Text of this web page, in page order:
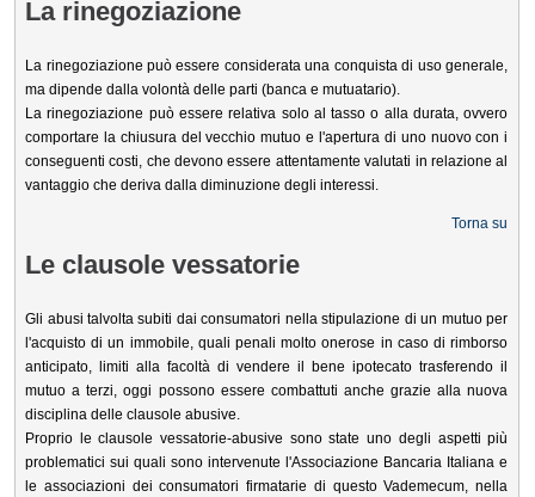
La rinegoziazione
La rinegoziazione può essere considerata una conquista di uso generale,
ma dipende dalla volontà delle parti (banca e mutuatario).
La rinegoziazione può essere relativa solo al tasso o alla durata, ovvero
comportare la chiusura del vecchio mutuo e l'apertura di uno nuovo con i
conseguenti costi, che devono essere attentamente valutati in relazione al
vantaggio che deriva dalla diminuzione degli interessi.
Torna su
Le clausole vessatorie
Gli abusi talvolta subiti dai consumatori nella stipulazione di un mutuo per
l'acquisto di un immobile, quali penali molto onerose in caso di rimborso
anticipato, limiti alla facoltà di vendere il bene ipotecato trasferendo il
mutuo a terzi, oggi possono essere combattuti anche grazie alla nuova
disciplina delle clausole abusive.
Proprio le clausole vessatorie-abusive sono state uno degli aspetti più
problematici sui quali sono intervenute l'Associazione Bancaria Italiana e
le associazioni dei consumatori firmatarie di questo Vademecum, nella